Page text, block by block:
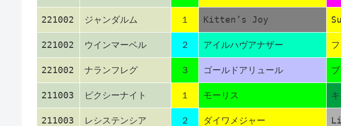
221002 ジャンダルム １ Kitten’s Joy
221002 ウインマーベル ２ アイルハヴアナザー
221002 ナランフレグ ３ ゴールドアリュール
211003 ピクシーナイト １ モーリス
211003 レシステンシア ２ ダイワメジャー